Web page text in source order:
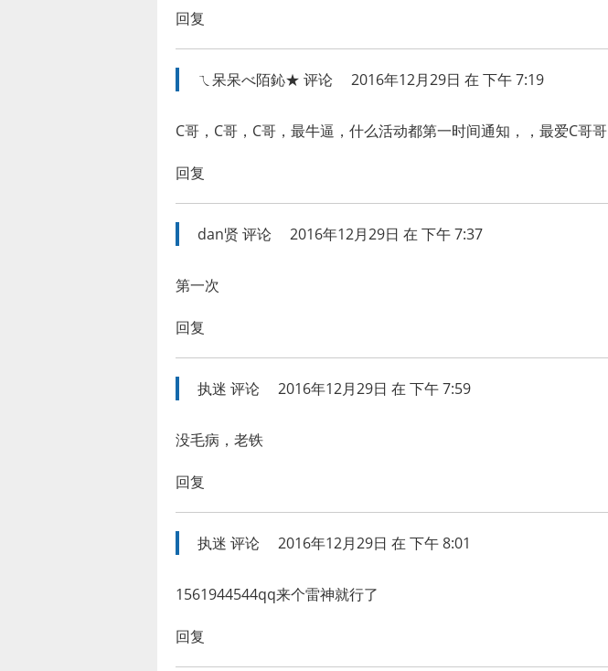
回复
ㄟ呆呆べ陌鈊★ 评论 2016年12月29日 在 下午 7:19
C哥，C哥，C哥，最牛逼，什么活动都第一时间通知，，最爱C哥哥
回复
dan贤 评论 2016年12月29日 在 下午 7:37
第一次
回复
执迷 评论 2016年12月29日 在 下午 7:59
没毛病，老铁
回复
执迷 评论 2016年12月29日 在 下午 8:01
1561944544qq来个雷神就行了
回复